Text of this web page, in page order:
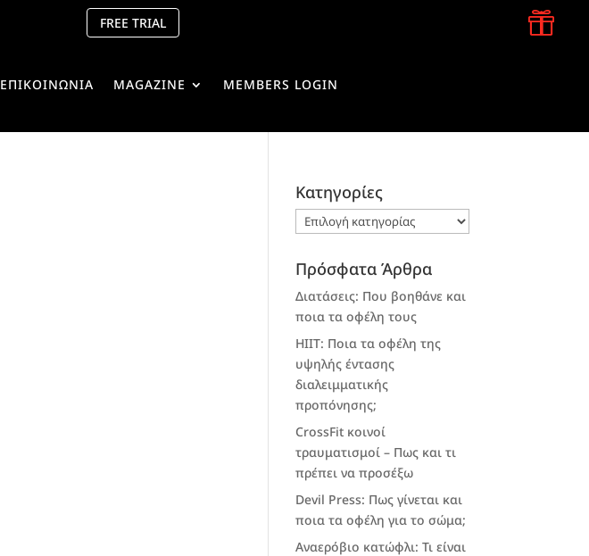
FREE TRIAL 
ΕΠΙΚΟΙΝΩΝΙΑ MAGAZINE MEMBERS LOGIN
Kατηγορίες
Kατηγορίες
Πρόσφατα Άρθρα
Διατάσεις: Που βοηθάνε και
ποια τα οφέλη τους
HIIT: Ποια τα οφέλη της
υψηλής έντασης
διαλειμματικής
προπόνησης;
CrossFit κοινοί
τραυματισμοί – Πως και τι
πρέπει να προσέξω
Devil Press: Πως γίνεται και
ποια τα οφέλη για το σώμα;
Αναερόβιο κατώφλι: Τι είναι